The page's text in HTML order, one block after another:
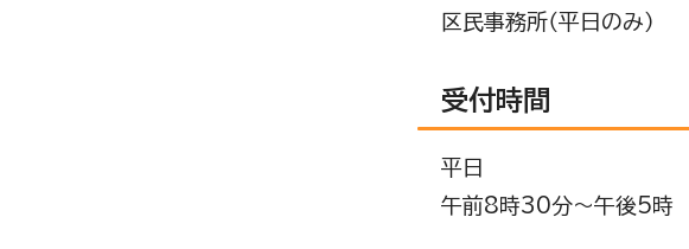
区民事務所（平日のみ）
受付時間
平日
午前8時30分～午後5時